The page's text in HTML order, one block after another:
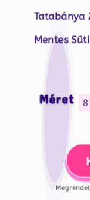
Tatabánya
Mentes
Méret